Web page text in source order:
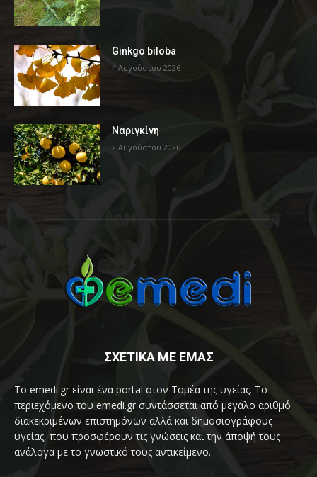
Ginkgo biloba
4 Αυγούστου 2026
Ναριγκίνη
2 Αυγούστου 2026
ΣΧΕΤΙΚΑ ΜΕ ΕΜΑΣ
Το emedi.gr είναι ένα portal στον Τομέα της υγείας. Το
περιεχόμενο του emedi.gr συντάσσεται από μεγάλο αριθμό
διακεκριμένων επιστημόνων αλλά και δημοσιογράφους
υγείας, που προσφέρουν τις γνώσεις και την άποψή τους
ανάλογα με το γνωστικό τους αντικείμενο.